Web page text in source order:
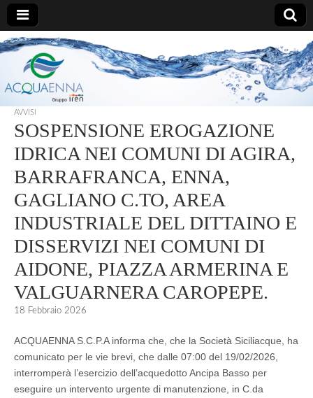
AcquaEnna
AVVISI
SOSPENSIONE EROGAZIONE
IDRICA NEI COMUNI DI AGIRA,
BARRAFRANCA, ENNA,
GAGLIANO C.TO, AREA
INDUSTRIALE DEL DITTAINO E
DISSERVIZI NEI COMUNI DI
AIDONE, PIAZZA ARMERINA E
VALGUARNERA CAROPEPE.
18 Febbraio 2026
ACQUAENNA S.C.P.A informa che, che la Società Siciliacque, ha
comunicato per le vie brevi, che dalle 07:00 del 19/02/2026,
interromperà l’esercizio dell’acquedotto Ancipa Basso per
eseguire un intervento urgente di manutenzione, in C.da